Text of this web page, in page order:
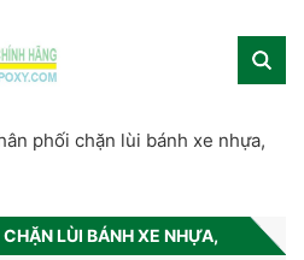
phối chặn lùi bánh xe nhựa,
LÙI BÁNH XE NHỰA,